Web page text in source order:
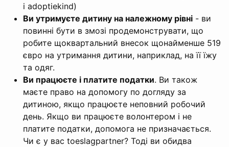
і adoptiekind)
Ви утримуєте дитину на належному рівні - ви
повинні бути в змозі продемонструвати, що
робите щоквартальний внесок щонайменше 519
євро на утримання дитини, наприклад, на її їжу
та одяг.
Ви працюєте і платите податки. Ви також
маєте право на допомогу по догляду за
дитиною, якщо працюєте неповний робочий
день. Якщо ви працюєте волонтером і не
платите податки, допомога не призначається.
Чи є у вас toeslagpartner? Тоді ви обидва